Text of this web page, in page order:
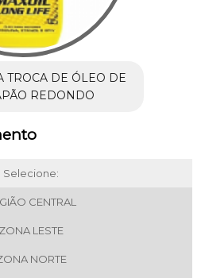
TROCA DE ÓLEO DE
REDONDO
Selecione:
CENTRAL
ZONA LESTE
NORTE